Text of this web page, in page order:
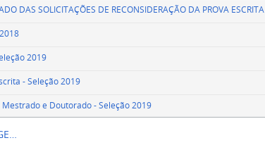
DAS SOLICITAÇÕES DE RECONSIDERAÇÃO DA PROVA ESCRITA
2019
- Seleção 2019
e Doutorado - Seleção 2019